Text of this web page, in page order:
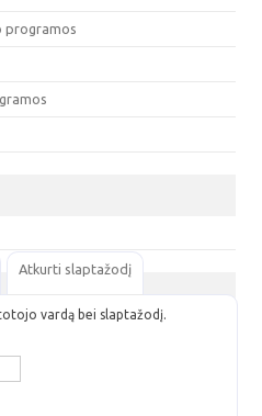
programos
Atkurti slaptažodį
vardą bei slaptažodį.